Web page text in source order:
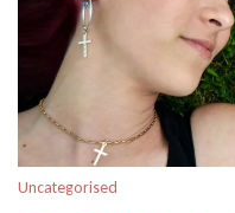
Uncategorised